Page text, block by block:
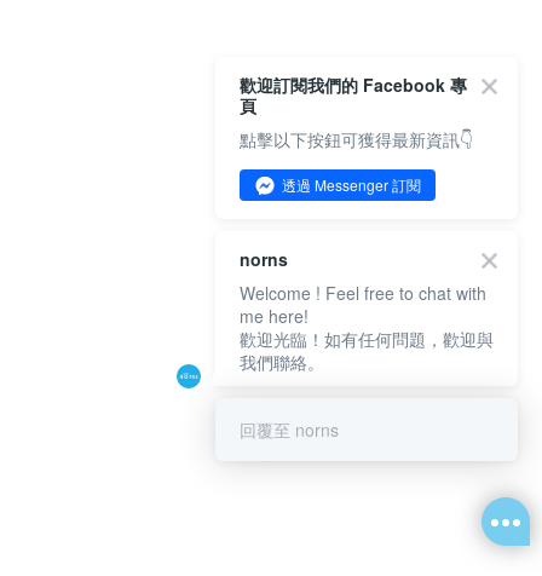
歡迎訂閱我們的 Facebook 專
頁
點擊以下按鈕可獲得最新資訊👇
透過 Messenger 訂閱
norns
Welcome ! Feel free to chat with
me here!
歡迎光臨！如有任何問題，歡迎與
我們聯絡。
回覆至 norns